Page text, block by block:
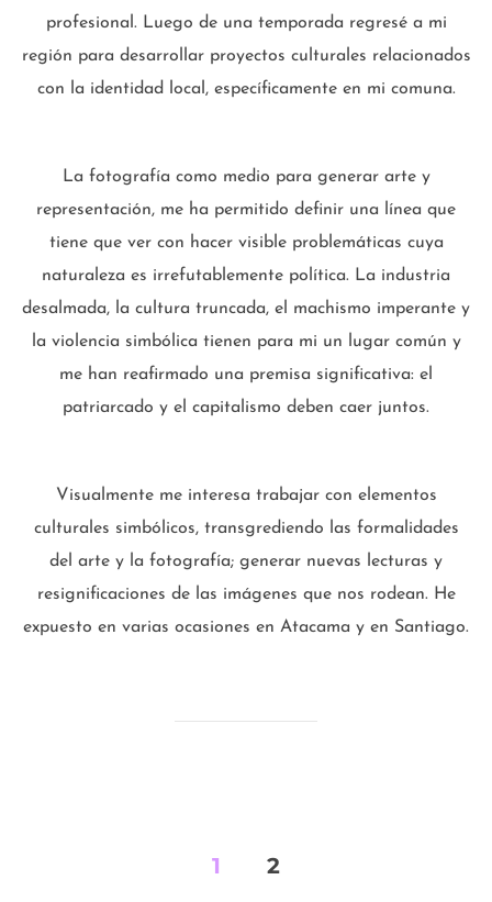
profesional. Luego de una temporada regresé a mi
región para desarrollar proyectos culturales relacionados
con la identidad local, específicamente en mi comuna.
La fotografía como medio para generar arte y
representación, me ha permitido definir una línea que
tiene que ver con hacer visible problemáticas cuya
naturaleza es irrefutablemente política. La industria
desalmada, la cultura truncada, el machismo imperante y
la violencia simbólica tienen para mi un lugar común y
me han reafirmado una premisa significativa: el
patriarcado y el capitalismo deben caer juntos.
Visualmente me interesa trabajar con elementos
culturales simbólicos, transgrediendo las formalidades
del arte y la fotografía; generar nuevas lecturas y
resignificaciones de las imágenes que nos rodean. He
expuesto en varias ocasiones en Atacama y en Santiago.
1 2